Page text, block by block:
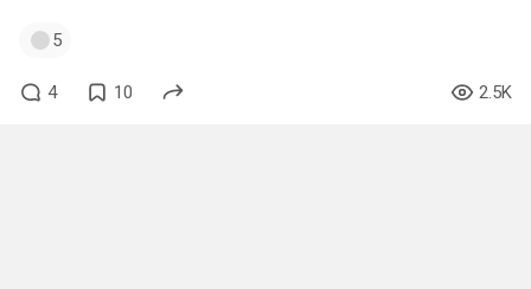
5
4 10 2.5K